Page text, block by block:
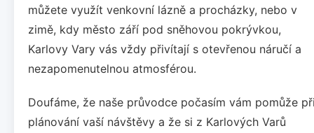
můžete využít venkovní lázně a procházky, nebo v
zimě, kdy město září pod sněhovou pokrývkou,
Karlovy Vary vás vždy přivítají s otevřenou náručí a
nezapomenutelnou atmosférou.
Doufáme, že naše průvodce počasím vám pomůže
plánování vaší návštěvy a že si z Karlových Varů